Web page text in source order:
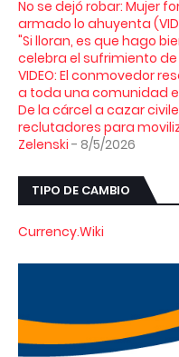
No se dejó robar: Mujer
armado lo ahuyenta
"Si lloran, es que hago
celebra el sufrimiento
VIDEO: El conmovedor
a toda una comunidad
De la cárcel a cazar
reclutadores para
Zelenski - 8/5/2026
TIPO DE CAMBIO
Currency.Wiki